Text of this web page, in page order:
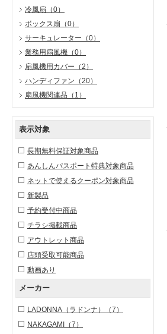
冷風扇 （0）
ボックス扇 （0）
サーキュレーター （0）
業務用扇風機 （0）
扇風機用カバー （2）
ハンディファン （20）
扇風機関連品 （1）
表示対象
長期無料保証対象商品
あんしんパスポート特典対象商品
ネットで使えるクーポン対象商品
新製品
予約受付中商品
チラシ掲載商品
アウトレット商品
店頭受取可能商品
動画あり
メーカー
LADONNA（ラドンナ）
（7）
NAKAGAMI
（7）